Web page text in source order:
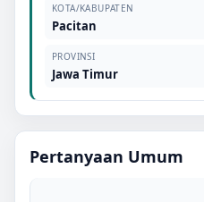
KOTA/KABUPATEN
Pacitan
PROVINSI
Jawa Timur
Pertanyaan Umum